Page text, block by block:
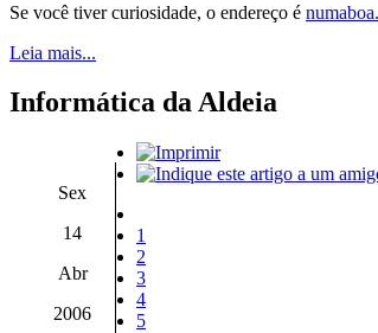
Se você tiver curiosidade, o endereço é
Leia mais...
Informática da Aldeia
Sex
14
Abr
2006
1
2
3
4
5